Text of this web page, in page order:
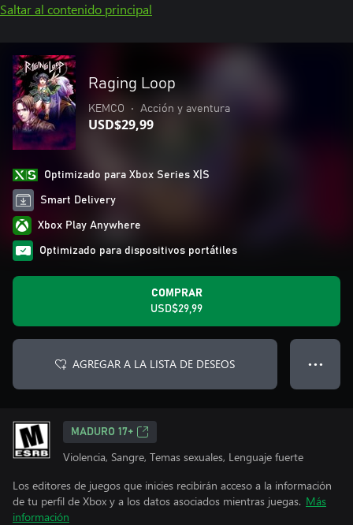
Saltar al contenido principal
Raging Loop
KEMCO • Acción y aventura
USD$29,99
Optimizado para Xbox Series X|S
Smart Delivery
Xbox Play Anywhere
Optimizado para dispositivos portátiles
COMPRAR
USD$29,99
AGREGAR A LA LISTA DE DESEOS ● ● ●
MADURO 17+
Violencia, Sangre, Temas sexuales, Lenguaje fuerte
Los editores de juegos que inicies recibirán acceso a la información
de tu perfil de Xbox y a los datos asociados mientras juegas. Más
información